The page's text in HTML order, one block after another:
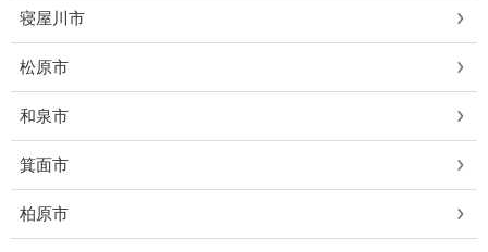
寝屋川市
松原市
和泉市
箕面市
柏原市